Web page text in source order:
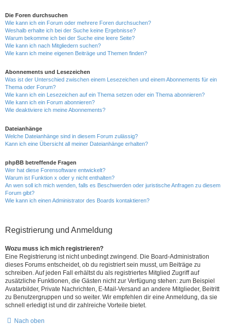
Die Foren durchsuchen
Wie kann ich ein Forum oder mehrere Foren durchsuchen?
Weshalb erhalte ich bei der Suche keine Ergebnisse?
Warum bekomme ich bei der Suche eine leere Seite?
Wie kann ich nach Mitgliedern suchen?
Wie kann ich meine eigenen Beiträge und Themen finden?
Abonnements und Lesezeichen
Was ist der Unterschied zwischen einem Lesezeichen und einem Abonnements für ein
Thema oder Forum?
Wie kann ich ein Lesezeichen auf ein Thema setzen oder ein Thema abonnieren?
Wie kann ich ein Forum abonnieren?
Wie deaktiviere ich meine Abonnements?
Dateianhänge
Welche Dateianhänge sind in diesem Forum zulässig?
Kann ich eine Übersicht all meiner Dateianhänge erhalten?
phpBB betreffende Fragen
Wer hat diese Forensoftware entwickelt?
Warum ist Funktion x oder y nicht enthalten?
An wen soll ich mich wenden, falls es Beschwerden oder juristische Anfragen zu diesem
Forum gibt?
Wie kann ich einen Administrator des Boards kontaktieren?
Registrierung und Anmeldung
Wozu muss ich mich registrieren?
Eine Registrierung ist nicht unbedingt zwingend. Die Board-Administration
dieses Forums entscheidet, ob du registriert sein musst, um Beiträge zu
schreiben. Auf jeden Fall erhältst du als registriertes Mitglied Zugriff auf
zusätzliche Funktionen, die Gästen nicht zur Verfügung stehen: zum Beispiel
Avatarbilder, Private Nachrichten, E-Mail-Versand an andere Mitglieder, Beitritt
zu Benutzergruppen und so weiter. Wir empfehlen dir eine Anmeldung, da sie
schnell erledigt ist und dir zahlreiche Vorteile bietet.
Nach oben